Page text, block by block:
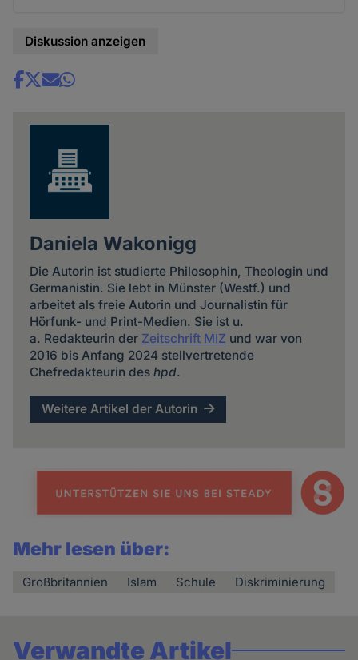
Diskussion anzeigen
Share
Daniela Wakonigg
Die Autorin ist studierte Philosophin, Theologin und
Germanistin. Sie lebt in Münster (Westf.) und
arbeitet als freie Autorin und Journalistin für
Hörfunk- und Print-Medien. Sie ist u.
a. Redakteurin der Zeitschrift MIZ und war von
2016 bis Anfang 2024 stellvertretende
Chefredakteurin des hpd.
Weitere Artikel der Autorin
Mehr lesen über:
Großbritannien Islam Schule Diskriminierung
Verwandte Artikel